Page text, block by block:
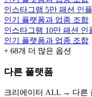
인스타그램 5만 패션 인
인기 플랫폼과 업종 조합
인스타그램 10만 패션 인
인기 플랫폼과 업종 조합
+ 68개 더 많은 옵션
다른 플랫폼
크리에이터 ALL → 다른